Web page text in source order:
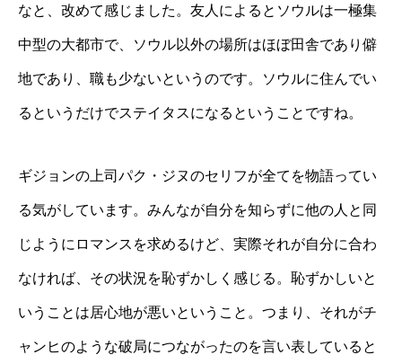
なと、改めて感じました。友人によるとソウルは一極集
中型の大都市で、ソウル以外の場所はほぼ田舎であり僻
地であり、職も少ないというのです。ソウルに住んでい
るというだけでステイタスになるということですね。
ギジョンの上司パク・ジヌのセリフが全てを物語ってい
る気がしています。みんなが自分を知らずに他の人と同
じようにロマンスを求めるけど、実際それが自分に合わ
なければ、その状況を恥ずかしく感じる。恥ずかしいと
いうことは居心地が悪いということ。つまり、それがチ
ャンヒのような破局につながったのを言い表していると